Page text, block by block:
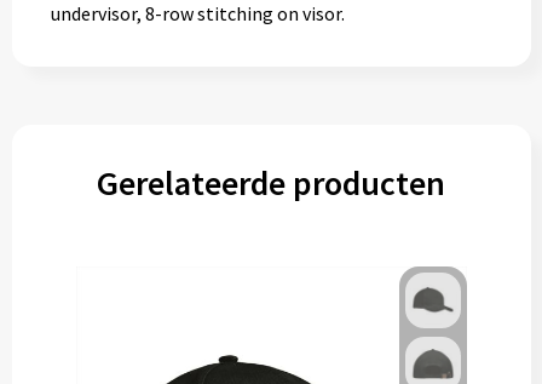
undervisor, 8-row stitching on visor.
Gerelateerde producten